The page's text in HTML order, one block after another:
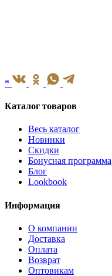
*
Каталог товаров
Весь каталог
Новинки
Скидки
Бонусная программа
Блог
Lookbook
Информация
О компании
Доставка
Оплата
Возврат
Оптовикам